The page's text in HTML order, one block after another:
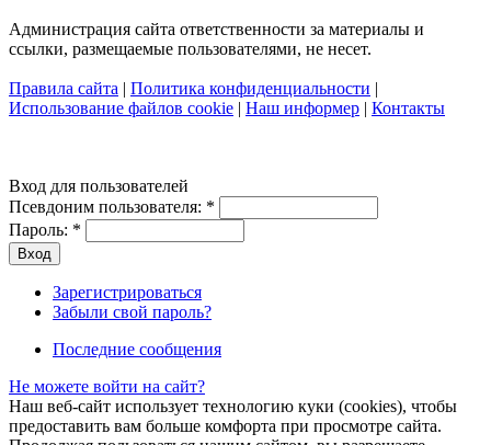
Администрация сайта ответственности за материалы и
ссылки, размещаемые пользователями, не несет.
Правила сайта | Политика конфиденциальности |
Использование файлов cookie | Наш информер | Контакты
Вход для пользователей
Псевдоним пользователя: *
Пароль: *
Зарегистрироваться
Забыли свой пароль?
Последние сообщения
Не можете войти на сайт?
Наш веб-сайт использует технологию куки (cookies), чтобы
предоставить вам больше комфорта при просмотре сайта.